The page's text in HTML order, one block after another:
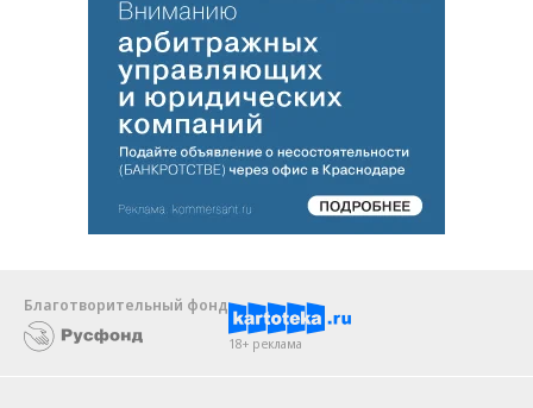
Благотворительный фонд
18+ реклама